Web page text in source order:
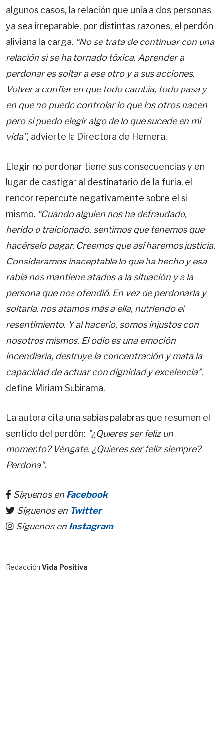
algunos casos, la relación que unía a dos personas
ya sea irreparable, por distintas razones, el perdón
aliviana la carga. “No se trata de continuar con una
relación si se ha tornado tóxica. Aprender a
perdonar es soltar a ese otro y a sus acciones.
Volver a confiar en que todo cambia, todo pasa y
en que no puedo controlar lo que los otros hacen
pero si puedo elegir algo de lo que sucede en mi
vida”, advierte la Directora de Hemera.
Elegir no perdonar tiene sus consecuencias y en
lugar de castigar al destinatario de la furia, el
rencor repercute negativamente sobre el si
mismo. “Cuando alguien nos ha defraudado,
herido o traicionado, sentimos que tenemos que
hacérselo pagar. Creemos que así haremos justicia.
Consideramos inaceptable lo que ha hecho y esa
rabia nos mantiene atados a la situación y a la
persona que nos ofendió. En vez de perdonarla y
soltarla, nos atamos más a ella, nutriendo el
resentimiento. Y al hacerlo, somos injustos con
nosotros mismos. El odio es una emoción
incendiaria, destruye la concentración y mata la
capacidad de actuar con dignidad y excelencia”,
define Miriam Subirama.
La autora cita una sabias palabras que resumen el
sentido del perdón: "¿Quieres ser feliz un
momento? Véngate. ¿Quieres ser feliz siempre?
Perdona".
Síguenos en Facebook
Síguenos en Twitter
Síguenos en Instagram
Redacción Vida Positiva